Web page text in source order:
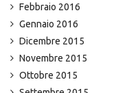
Febbraio 2016
Gennaio 2016
Dicembre 2015
Novembre 2015
Ottobre 2015